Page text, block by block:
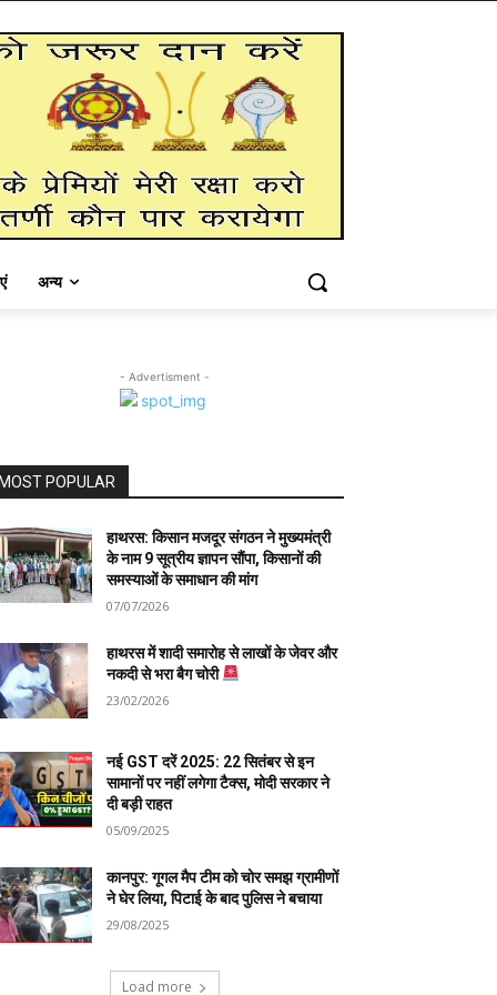
अन्य
- Advertisment -
MOST POPULAR
हाथरस: किसान मजदूर संगठन ने मुख्यमंत्री
के नाम 9 सूत्रीय ज्ञापन सौंपा, किसानों की
समस्याओं के समाधान की मांग
07/07/2026
हाथरस में शादी समारोह से लाखों के जेवर और
नकदी से भरा बैग चोरी
23/02/2026
नई GST दरें 2025: 22 सितंबर से इन
सामानों पर नहीं लगेगा टैक्स, मोदी सरकार ने
दी बड़ी राहत
05/09/2025
कानपुर: गूगल मैप टीम को चोर समझ ग्रामीणों
ने घेर लिया, पिटाई के बाद पुलिस ने बचाया
29/08/2025
Load more